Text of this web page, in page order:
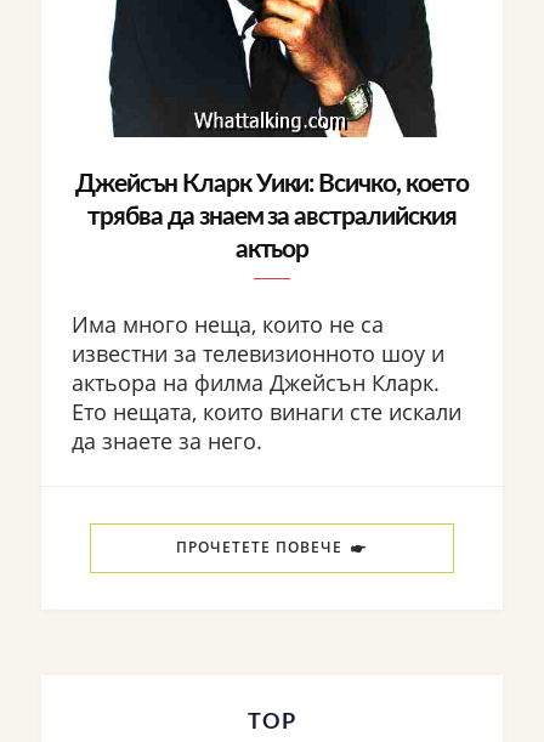
Джейсън Кларк Уики: Всичко, което
трябва да знаем за австралийския
актьор
Има много неща, които не са
известни за телевизионното шоу и
актьора на филма Джейсън Кларк.
Ето нещата, които винаги сте искали
да знаете за него.
ПРОЧЕТЕТЕ ПОВЕЧЕ
TOP